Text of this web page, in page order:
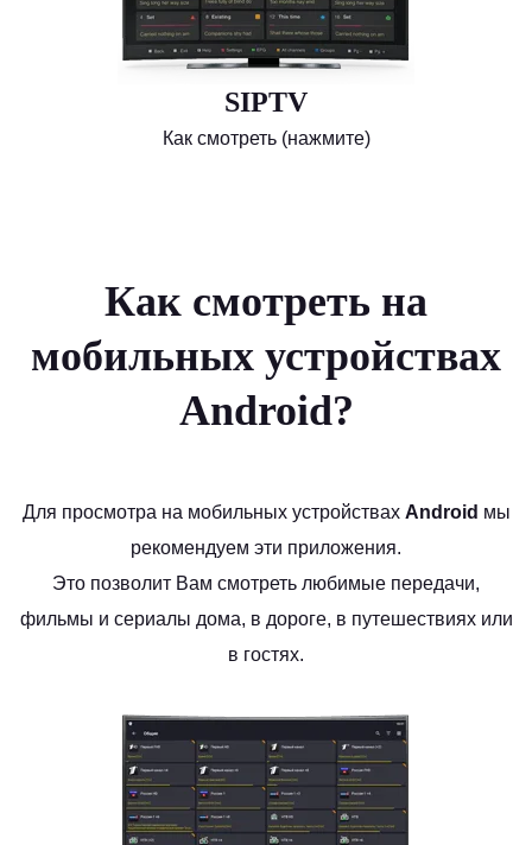
SIPTV
Как смотреть (нажмите)
Как смотреть на
мобильных устройствах
Android?
Для просмотра на мобильных устройствахAndroid мы
рекомендуем эти приложения.
Это позволит Вам смотреть любимые передачи,
фильмы и сериалы дома, в дороге, в путешествиях или
в гостях.